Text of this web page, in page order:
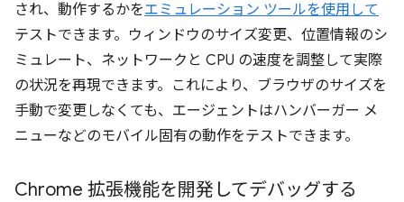
され、動作するかをエミュレーション ツールを使用して
テストできます。ウィンドウのサイズ変更、位置情報のシ
ミュレート、ネットワークと CPU の速度を調整して実際
の状況を再現できます。これにより、ブラウザのサイズを
手動で変更しなくても、エージェントはハンバーガー メ
ニューなどのモバイル固有の動作をテストできます。
Chrome 拡張機能を開発してデバッグする